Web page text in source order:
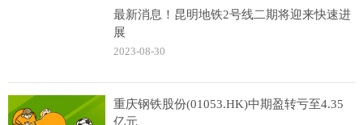
最新消息！昆明地铁2号线二期将迎来快速进
展
2023-08-30
重庆钢铁股份(01053.HK)中期盈转亏至4.35
亿元